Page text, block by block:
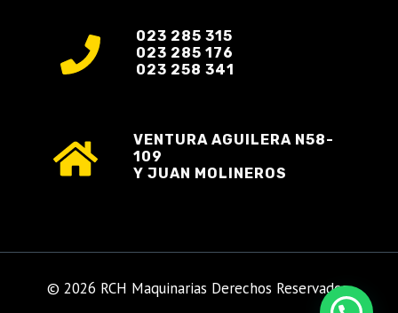
023 285 315
023 285 176
023 258 341
VENTURA AGUILERA N58-
109
Y JUAN MOLINEROS
© 2026 RCH Maquinarias Derechos Reservados.